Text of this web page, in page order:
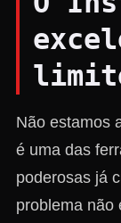
Não estamos
é uma das
poderosas já
problema